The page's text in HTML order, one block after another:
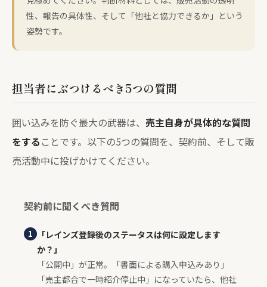
性、報告の具体性、そして「他社と協力できるか」という
姿勢です。
担当者にぶつけるべき5つの質問
囲い込みを防ぐ最大の武器は、 売主自身が具体的な質問
をする ことです。以下の5つの質問を、契約前、そして販
売活動中に投げかけてください。
契約前に聞くべき質問
1
「レインズ登録後のステータスは何に設定します
か？」
「公開中」が正常。「書面による購入申込みあり」
「売主都合で一時紹介停止中」になっていたら、他社